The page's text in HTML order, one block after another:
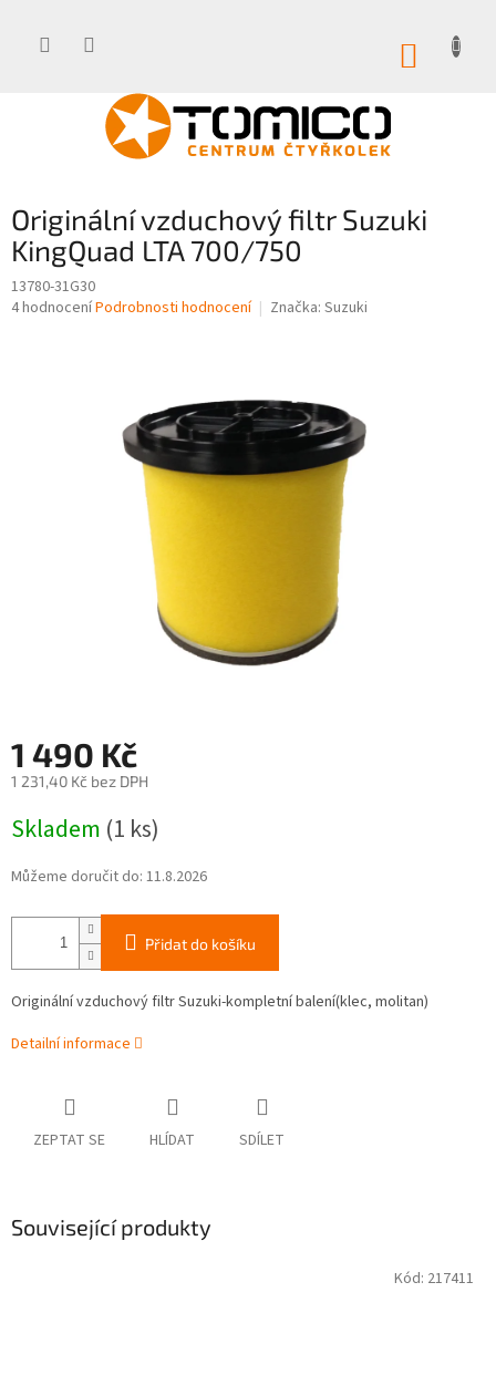
Originální vzduchový filtr Suzuki
KingQuad LTA 700/750
13780-31G30
Průměrné
4 hodnoceníPodrobnosti hodnocení Značka: Suzuki
1 490 Kč
1 231,40 Kč bez DPH
cena:
Skladem (1 ks)
Můžeme doručit do: 11.8.2026
Přidat do košíku
Originální vzduchový filtr Suzuki-kompletní balení(klec, molitan)
Detailní informace
ZEPTAT SE HLÍDAT SDÍLET
Související produkty
Kód: 217411